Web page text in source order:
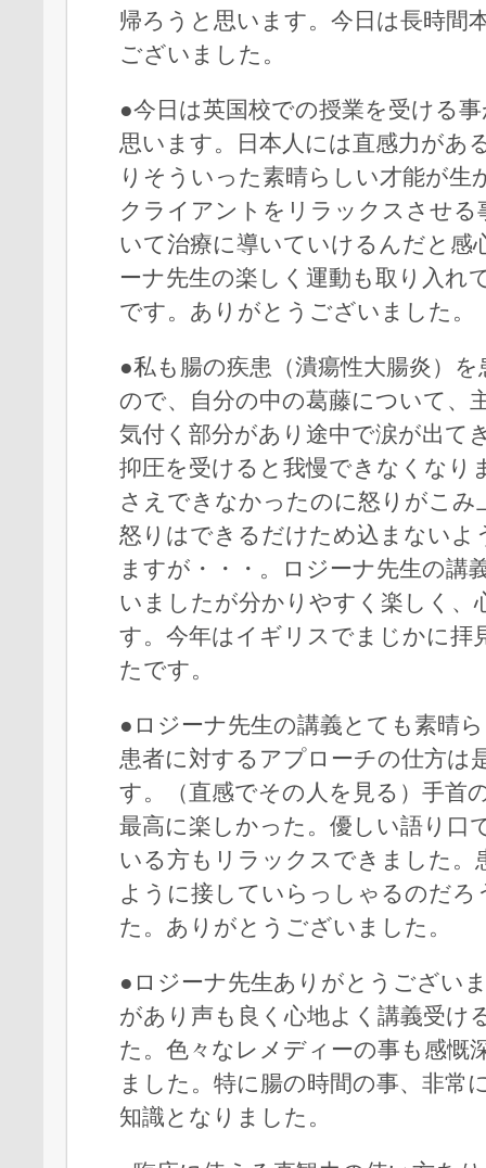
帰ろうと思います。今日は長時間
ございました。
●今日は英国校での授業を受ける
思います。日本人には直感力があ
りそういった素晴らしい才能が生
クライアントをリラックスさせる
いて治療に導いていけるんだと感
ーナ先生の楽しく運動も取り入れ
です。ありがとうございました。
●私も腸の疾患（潰瘍性大腸炎）
ので、自分の中の葛藤について、
気付く部分があり途中で涙が出て
抑圧を受けると我慢できなくなり
さえできなかったのに怒りがこみ
怒りはできるだけため込まないよ
ますが・・・。ロジーナ先生の講
いましたが分かりやすく楽しく、
す。今年はイギリスでまじかに拝
たです。
●ロジーナ先生の講義とても素晴
患者に対するアプローチの仕方は
す。（直感でその人を見る）手首
最高に楽しかった。優しい語り口
いる方もリラックスできました。
ように接していらっしゃるのだろ
た。ありがとうございました。
●ロジーナ先生ありがとうござい
があり声も良く心地よく講義受け
た。色々なレメディーの事も感慨
ました。特に腸の時間の事、非常
知識となりました。